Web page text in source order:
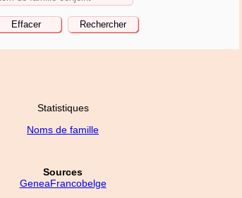
Statistiques
Noms de famille
Sources
GeneaFrancobelge